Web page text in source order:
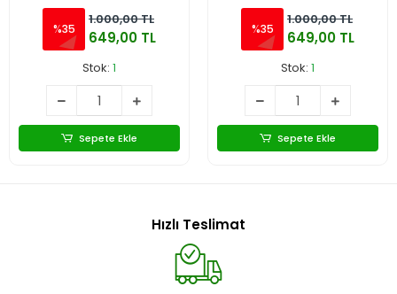
%35
1.000,00 TL
649,00 TL
Stok: 1
Sepete Ekle
%35
1.000,00 TL
649,00 TL
Stok: 1
Sepete Ekle
Hızlı Teslimat